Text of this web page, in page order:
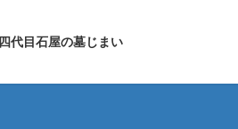
四代目石屋の墓じまい